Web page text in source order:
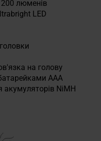
люменів
LED
на голову
AAA
акумуляторів NiMH